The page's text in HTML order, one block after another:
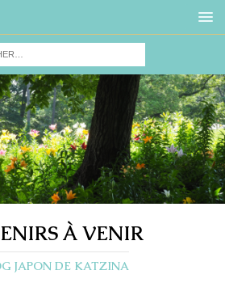
À VENIR
JAPON DE KATZINA